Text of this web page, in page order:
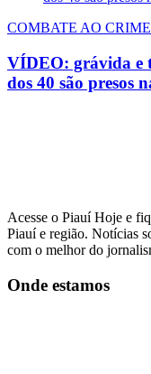
COMBATE AO CRIME
VÍDEO: grávida e
dos 40 são presos
Acesse o Piauí Hoje e
Piauí e região. Notícias
com o melhor do
Onde estamos